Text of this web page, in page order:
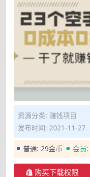
资源分类: 赚钱项目
发布时间: 2021-11-27
普通: 29金币 会员:
购买下载权限